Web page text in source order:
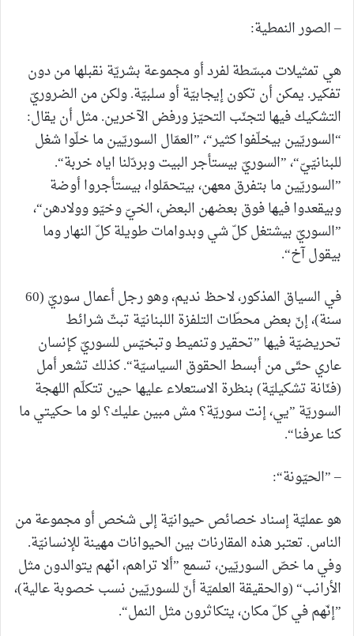
– الصور النمطية:
هي تمثيلات مبسّطة لفرد أو مجموعة بشريّة نقبلها من دون
تفكير. يمكن أن تكون إيجابيّة أو سلبيّة. ولكن من الضروريّ
التشكيك فيها لتجنّب التحيّز ورفض الآخرين. مثل أن يقال:
“السوريّين بيخلّفوا كثير“، ”العمّال السوريّين ما خلّوا شغل
للبنانيّيّ“، ”السوريّ بيستأجر البيت وبردّلنا اياه خربة“.
”السوريّين ما بتفرق معهن، بيتحمّلوا، بيستأجروا أوضة
وبيقعدوا فيها فوق بعضهن البعض، الخيّ وخيّو وولادهن“،
”السوريّ بيشتغل كلّ شي وبدوامات طويلة كلّ النهار وما
بيقول آخ“.
في السياق المذكور، لاحظ نديم، وهو رجل أعمال سوريّ (60
سنة)، إنّ بعض محطّات التلفزة اللبنانيّة تبثّ شرائط
تحريضيّة فيها ”تحقير وتنميط وتبخيّس للسوريّ كإنسان
عاري حتّى من أبسط الحقوق السياسيّة“. كذلك تشعر أمل
(فنّانة تشكيليّة) بنظرة الاستعلاء عليها حين تتكلّم اللهجة
السوريّة ”يي، إنت سوريّة؟ مش مبين عليك؟ لو ما حكيتي ما
كنا عرفنا“.
– ”الحيّونة“:
هو عمليّة إسناد خصائص حيوانيّة إلى شخص أو مجموعة من
الناس. تعتبر هذه المقارنات بين الحيوانات مهينة للإنسانيّة.
وفي ما خصّ السوريّين، تسمع ”ألا تراهم، انّهم يتوالدون مثل
الأرانب“ (والحقيقة العلميّة أنّ للسوريّين نسب خصوبة عالية)،
”إنّهم في كلّ مكان، يتكاثرون مثل النمل“.